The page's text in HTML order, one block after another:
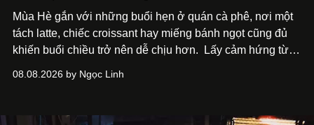
Mùa Hè gắn với những buổi hẹn ở quán cà phê, nơi một
tách latte, chiếc croissant hay miếng bánh ngọt cũng đủ
khiến buổi chiều trở nên dễ chịu hơn.
Lấy cảm hứng từ
sử dụng bảng màu nâu sữa, kem, trắng ngà cùng những
quán cà phê. Dưới đây là những mẫu nail được yêu thích
08.08.2026 by Ngọc Linh